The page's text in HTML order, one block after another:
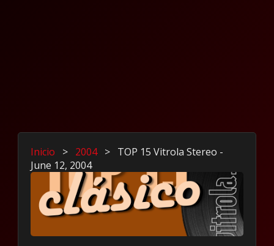
Inicio > 2004 > TOP 15 Vitrola Stereo -
June 12, 2004